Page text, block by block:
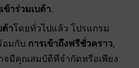
ข้าร่วมเบต้า.
ต้าโดยทั่วไปแล้ว โปรแกรม
อมกับ การเข้าถึงฟรีชั่วคราว,
จมีคุณสมบัติที่จำกัดหรือเพียง